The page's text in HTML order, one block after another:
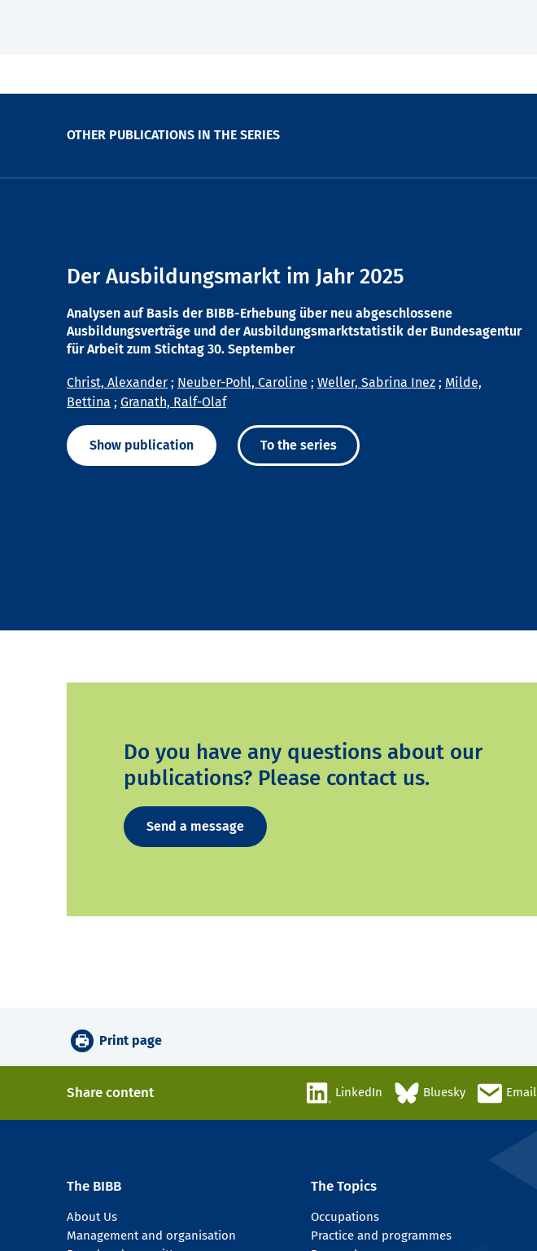
OTHER PUBLICATIONS IN THE SERIES
Der Ausbildungsmarkt im Jahr 2025
Analysen auf Basis der BIBB-Erhebung über neu abgeschlossene
Ausbildungsverträge und der Ausbildungsmarktstatistik der Bundesagentur
für Arbeit zum Stichtag 30. September
Christ, Alexander ; Neuber-Pohl, Caroline ; Weller, Sabrina Inez ; Milde,
Bettina ; Granath, Ralf-Olaf
Show publication To the series
Do you have any questions about our
publications? Please contact us.
Send a message
Print page
Share content LinkedIn Bluesky Email
The BIBB
About Us
Management and organisation
The Topics
Occupations
Practice and programmes